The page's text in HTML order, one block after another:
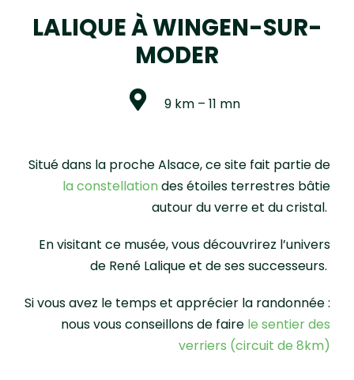
LALIQUE À WINGEN-SUR-
MODER
9 km – 11 mn
Situé dans la proche Alsace, ce site fait partie de
la constellationdes étoiles terrestres bâtie
autour du verre et du cristal.
En visitant ce musée, vous découvrirez l’univers
de René Lalique et de ses successeurs.
Si vous avez le temps et apprécier la randonnée :
nous vous conseillons de faire le sentier des
verriers (circuit de 8km)